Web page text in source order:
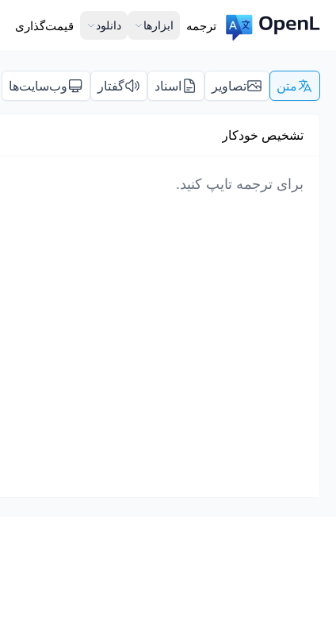
ترجمه ابزارها دانلود قیمت‌گذاری
متن تصاویر اسناد گفتار وب‌سایت‌ها
تشخیص خودکار